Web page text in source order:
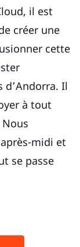
il est
créer une
cette
d’Andorra. Il
à tout
midi et
se passe